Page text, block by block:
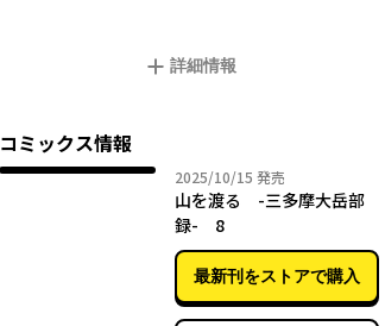
詳細情報
コミックス情報
2025/10/15 2025年10月15日
発売
山を渡る -三多摩大岳部
録- 8
最新刊をストアで購入